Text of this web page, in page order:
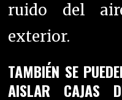
ruido del
exterior.
TAMBIÉN SE
AISLAR CAJAS